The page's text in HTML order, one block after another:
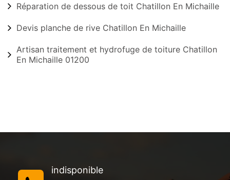
Réparation de dessous de toit Chatillon En Michaille
Devis planche de rive Chatillon En Michaille
Artisan traitement et hydrofuge de toiture Chatillon
En Michaille 01200
indisponible